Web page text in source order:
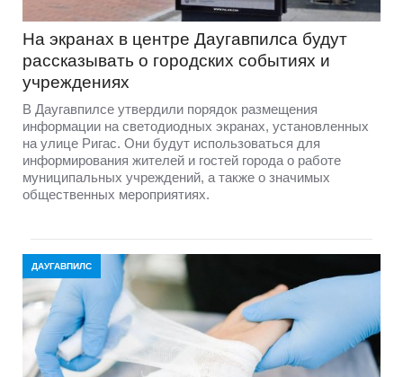
На экранах в центре Даугавпилса будут
рассказывать о городских событиях и
учреждениях
В Даугавпилсе утвердили порядок размещения
информации на светодиодных экранах, установленных
на улице Ригас. Они будут использоваться для
информирования жителей и гостей города о работе
муниципальных учреждений, а также о значимых
общественных мероприятиях.
ДАУГАВПИЛС